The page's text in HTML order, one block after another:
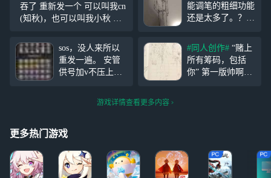
吞了 重新发一个 可以叫我cn
(知秋)，也可以叫我小秋 玩
来，异环，绝区零(淡游) 自
推 世界计划:宵崎奏，东云绘
名 重返未来:温妮弗雷德 异
能调笔的粗细功能
还是太多了。？上
的 好丑指画技 。
礼温设定权
威！！！
sos，没人来所以
重发一遍。 安管
供号加v不压上下
验卡仅限体验不可
注，没删贴就是还
#同人创作# “赌上
所有筹码，包括
你” 第一版帅啊。
剩下那几个等我画
完家产再说，我要
游戏详情查看更多内容
更多热门游戏